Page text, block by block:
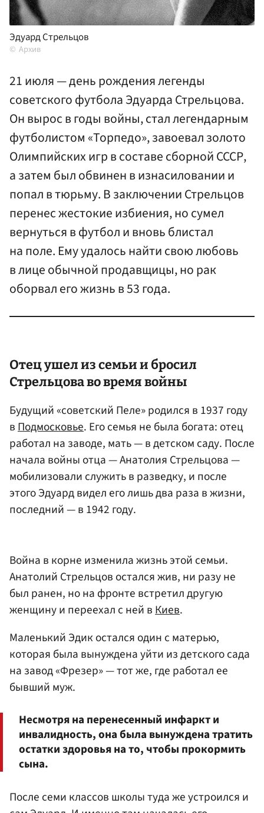
Эдуард Стрельцов
Архив
21 июля — день рождения легенды
советского футбола Эдуарда Стрельцова.
Он вырос в годы войны, стал легендарным
футболистом «Торпедо», завоевал золото
Олимпийских игр в составе сборной СССР,
а затем был обвинен в изнасиловании и
попал в тюрьму. В заключении Стрельцов
перенес жестокие избиения, но сумел
вернуться в футбол и вновь блистал
на поле. Ему удалось найти свою любовь
в лице обычной продавщицы, но рак
оборвал его жизнь в 53 года.
Отец ушел из семьи и бросил
Стрельцова во время войны
Будущий «советский Пеле» родился в 1937 году
вПодмосковье. Его семья не была богата: отец
работал на заводе, мать — в детском саду. После
начала войны отца — Анатолия Стрельцова —
мобилизовали служить в разведку, и после
этого Эдуард видел его лишь два раза в жизни,
последний — в 1942 году.
Война в корне изменила жизнь этой семьи.
Анатолий Стрельцов остался жив, ни разу не
был ранен, но на фронте встретил другую
женщину и переехал с ней вКиев.
Маленький Эдик остался один с матерью,
которая была вынуждена уйти из детского сада
на завод «Фрезер» — тот же, где работал ее
бывший муж.
Несмотря на перенесенный инфаркт и
инвалидность, она была вынуждена тратить
остатки здоровья на то, чтобы прокормить
сына.
После семи классов школы туда же устроился и